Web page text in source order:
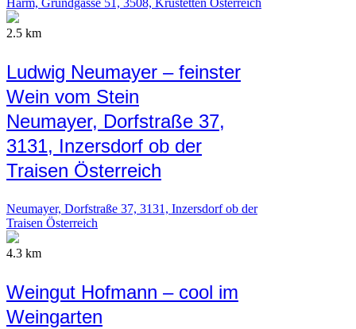
2.5 km
Ludwig Neumayer – feinster
Wein vom Stein
Neumayer, Dorfstraße 37,
3131, Inzersdorf ob der
Traisen Österreich
Neumayer, Dorfstraße 37, 3131, Inzersdorf ob der
Traisen Österreich
4.3 km
Weingut Hofmann – cool im
Weingarten